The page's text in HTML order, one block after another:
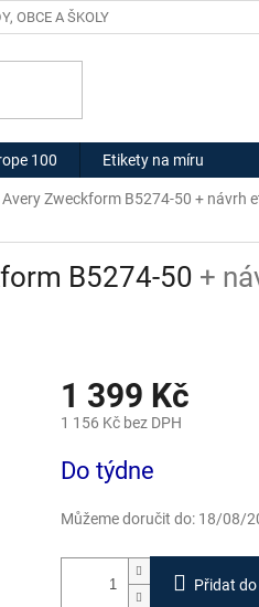
OBCE A ŠKOLY
100 Etikety na míru
Zweckform B5274-50 + návrh
B5274-50 +
1 399 Kč
1 156 Kč bez DPH
cena:
Do týdne
Můžeme doručit do: 18/08/
Přidat